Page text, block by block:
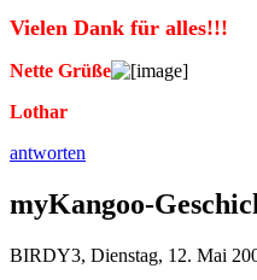
Vielen Dank für alles!!!
Nette Grüße
Lothar
antworten
myKangoo-
BIRDY3, Dienstag, 12. Mai